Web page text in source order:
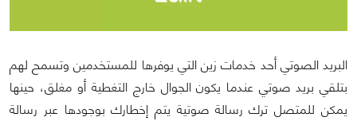
البريد الصوتي أحد خدمات زين التي يوفرها للمستخدمين وتسمح لهم
بتلقي بريد صوتي عندما يكون الجوال خارج التغطية أو مغلق، حينها
يمكن للمتصل ترك رسالة صوتية يتم إخطارك بوجودها عبر رسالة